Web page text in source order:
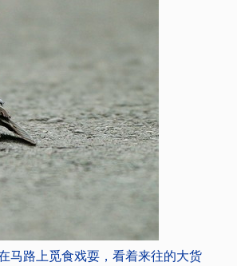
马路上觅食戏耍，看着来往的大货